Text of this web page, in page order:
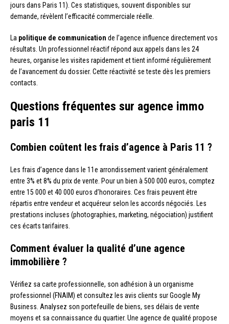
jours dans Paris 11). Ces statistiques, souvent disponibles sur
demande, révèlent l’efficacité commerciale réelle.
La politique de communication de l’agence influence directement vos
résultats. Un professionnel réactif répond aux appels dans les 24
heures, organise les visites rapidement et tient informé régulièrement
de l’avancement du dossier. Cette réactivité se teste dès les premiers
contacts.
Questions fréquentes sur agence immo
paris 11
Combien coûtent les frais d’agence à Paris 11 ?
Les frais d’agence dans le 11e arrondissement varient généralement
entre 3% et 8% du prix de vente. Pour un bien à 500 000 euros, comptez
entre 15 000 et 40 000 euros d’honoraires. Ces frais peuvent être
répartis entre vendeur et acquéreur selon les accords négociés. Les
prestations incluses (photographies, marketing, négociation) justifient
ces écarts tarifaires.
Comment évaluer la qualité d’une agence
immobilière ?
Vérifiez sa carte professionnelle, son adhésion à un organisme
professionnel (FNAIM) et consultez les avis clients sur Google My
Business. Analysez son portefeuille de biens, ses délais de vente
moyens et sa connaissance du quartier. Une agence de qualité propose